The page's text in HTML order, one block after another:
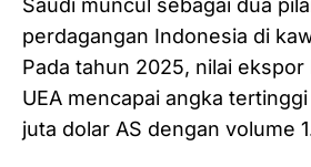
Saudi muncul sebagai dua
perdagangan Indonesia di
Pada tahun 2025, nilai
UEA mencapai angka
juta dolar AS dengan volume